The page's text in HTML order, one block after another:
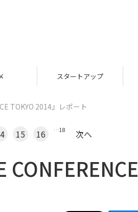
スタートアップ
TOKYO 2014』レポート
15 16 …18 次へ